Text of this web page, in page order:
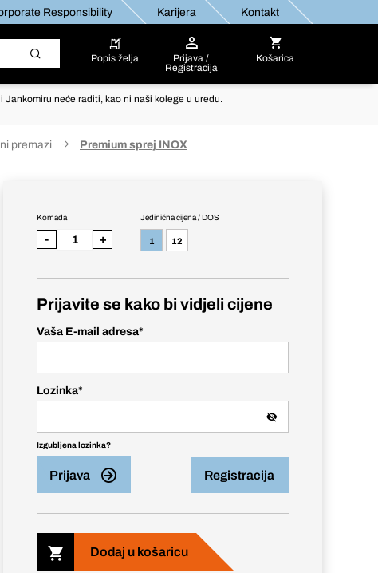
Responsibility Karijera Kontakt
Popis želja
Prijava /
Registracija
Košarica
neće raditi, kao ni naši kolege u uredu.
premazi Premium sprej INOX
Jedinična cijena / DOS
1 12
Komada
- +
Prijavite se kako bi vidjeli cijene
Vaša E-mail adresa*
Lozinka*
Izgubljena lozinka?
Prijava Registracija
Dodaj u košaricu